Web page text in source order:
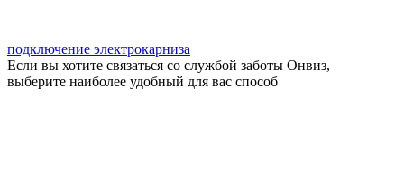
подключение электрокарниза
Если вы хотите связаться со службой заботы Онвиз,
выберите наиболее удобный для вас способ